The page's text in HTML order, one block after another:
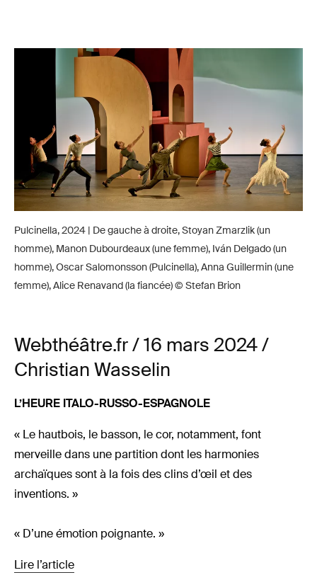
Pulcinella, 2024 | De gauche à droite, Stoyan Zmarzlik (un
homme), Manon Dubourdeaux (une femme), Iván Delgado (un
homme), Oscar Salomonsson (Pulcinella), Anna Guillermin (une
femme), Alice Renavand (la fiancée) © Stefan Brion
Webthéâtre.fr / 16 mars 2024 /
Christian Wasselin
L’HEURE ITALO-RUSSO-ESPAGNOLE
« Le hautbois, le basson, le cor, notamment, font
merveille dans une partition dont les harmonies
archaïques sont à la fois des clins d’œil et des
inventions. »
« D’une émotion poignante. »
Lire l’article